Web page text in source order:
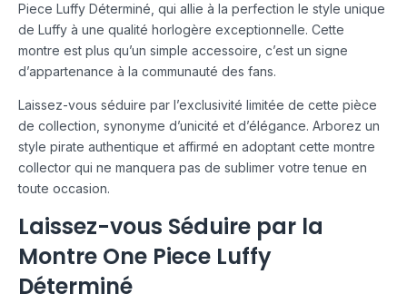
Piece Luffy Déterminé, qui allie à la perfection le style unique
de Luffy à une qualité horlogère exceptionnelle. Cette
montre est plus qu’un simple accessoire, c’est un signe
d’appartenance à la communauté des fans.
Laissez-vous séduire par l’exclusivité limitée de cette pièce
de collection, synonyme d’unicité et d’élégance. Arborez un
style pirate authentique et affirmé en adoptant cette montre
collector qui ne manquera pas de sublimer votre tenue en
toute occasion.
Laissez-vous Séduire par la
Montre One Piece Luffy
Déterminé